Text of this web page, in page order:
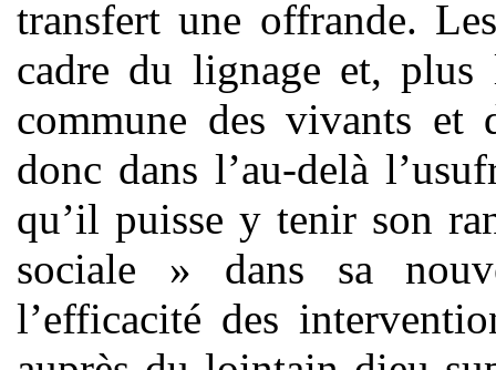
transfert une offrande.
cadre du lignage et,
commune des vivants et
donc dans l’au-delà
qu’il puisse y tenir son
sociale » dans sa
l’efficacité des